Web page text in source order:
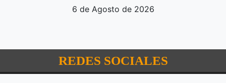
6 de Agosto de 2026
REDES SOCIALES